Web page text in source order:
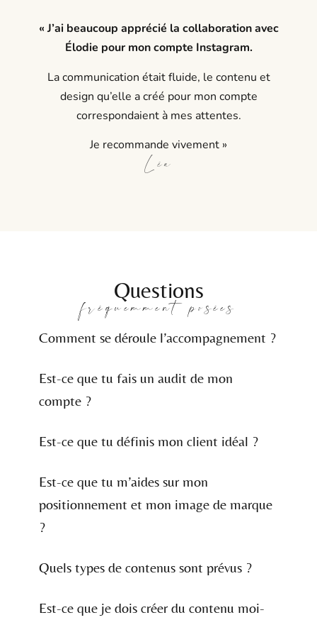
« J’ai beaucoup apprécié la collaboration avec
Élodie pour mon compte Instagram.
La communication était fluide, le contenu et
design qu’elle a créé pour mon compte
correspondaient à mes attentes.
Je recommande vivement »
Léa
Questions
fréquemment posées
Comment se déroule l’accompagnement ?
Est-ce que tu fais un audit de mon
compte ?
Est-ce que tu définis mon client idéal ?
Est-ce que tu m’aides sur mon
positionnement et mon image de marque
?
Quels types de contenus sont prévus ?
Est-ce que je dois créer du contenu moi-